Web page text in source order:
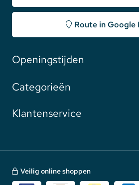
Route in Google
Openingstijden
Categorieën
Klantenservice
Veilig online shoppen